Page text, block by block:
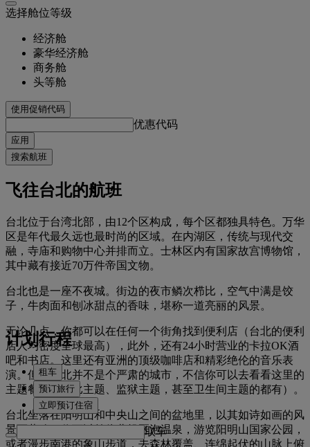
选择舱位等级
经济舱
豪华经济舱
商务舱
头等舱
使用促销代码
优惠代码
应用
搜索航班
飞往台北的航班
台北位于台湾北部，由12个区构成，每个区都独具特色。万华
区是年代最久远也最时尚的区域。在内湖区，传统与现代交
融，寺庙和购物中心并排而立。士林区内有国家故宫博物馆，
其中藏有接近70万件帝国文物。
台北也是一座不夜城。街边的夜市鳞次栉比，空气中满是饺
子，牛肉面和刨冰甜点的香味，堪称一道亮丽的风景。
无论几点，你都可以在任何一个街角找到便利店（台北的便利
店人均密度全球最高），此外，还有24小时营业的卡拉OK酒
吧和书店。这里还有亚洲的顶级咖啡店和精彩绝伦的音乐表
演。但是台北并不是个严肃的城市，不信你可以去看看这里的
主题餐厅（芭比主题、监狱主题，甚至卫生间主题的都有）。
台北坐落在阳明山和中央山之间的盆地里，以其如诗如画的风
景而著称。你可以前往北投区泡温泉，游览阳明山国家公园，
或者漫步南港的象山步道，去森林覆盖、连绵起伏的山脉上俯
计划行程
租车
预订旅行
立即预订住宿
取车